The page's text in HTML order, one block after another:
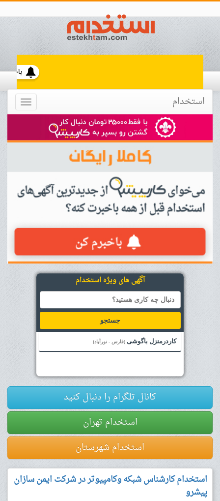
Toggle استخدام
آگهی های ویژه استخدام
جستجو
کاردرمنزل باگوشی (فارس - نورآباد)
کانال تلگرام را دنبال کنید
استخدام تهران
استخدام شهرستان
استخدام کارشناس شبکه وکامپیوتر در شرکت ایمن سازان
پیشرو